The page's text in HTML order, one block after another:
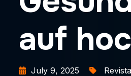
auf
July 9, 2025